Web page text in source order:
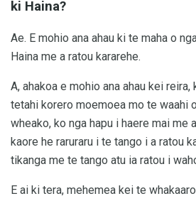
ki Haina?
Ae. E mohio ana ahau ki te maha o
Haina me a ratou kararehe.
A, ahakoa e mohio ana ahau kei reira,
tetahi korero moemoea mo te waahi
wheako, ko nga hapu i haere mai me
kaore he raruraru i te tango i a ratou
tikanga me te tango atu ia ratou i
E ai ki tera, mehemea kei te